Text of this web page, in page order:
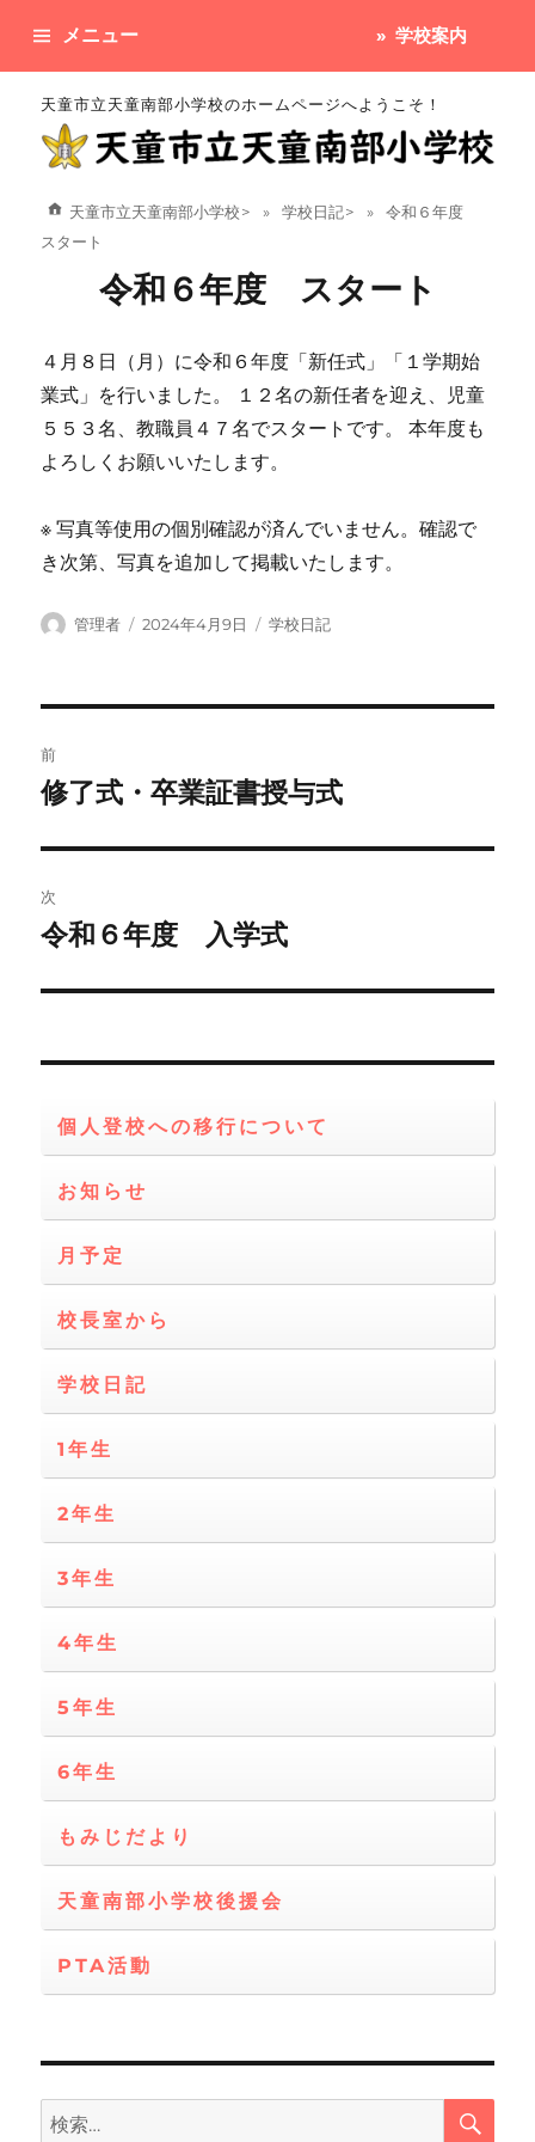
天童市立天童南部小学校のホームページへようこそ！
メニュー 学校案内
天童市立天童南部小学校 > 学校日記 >
令和６年度
スタート
令和６年度 スタート
４月８日（月）に令和６年度「新任式」「１学期始
業式」を行いました。 １２名の新任者を迎え、児童
５５３名、教職員４７名でスタートです。 本年度も
よろしくお願いいたします。
※ 写真等使用の個別確認が済んでいません。確認で
き次第、写真を追加して掲載いたします。
投
管理者
投
2024年4月9日
カ
学校日記
稿
ビ
ゲ
ー
ン
前
前
投
稿:
修了式・卒業証書授与式
次
次
投
令和６年度 入学式
個人登校への移行について
お知らせ
月予定
校長室から
学校日記
1年生
2年生
3年生
4年生
5年生
6年生
もみじだより
天童南部小学校後援会
PTA活動
検
検